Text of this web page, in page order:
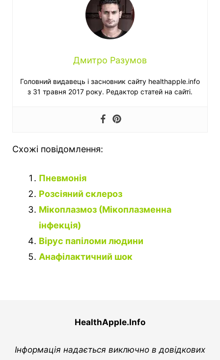
Дмитро Разумов
Головний видавець і засновник сайту healthapple.info
з 31 травня 2017 року. Редактор статей на сайті.
Схожі повідомлення:
Пневмонія
Розсіяний склероз
Мікоплазмоз (Мікоплазменна
інфекція)
Вірус папіломи людини
Анафілактичний шок
HealthApple.Info
Інформація надається виключно в довідкових